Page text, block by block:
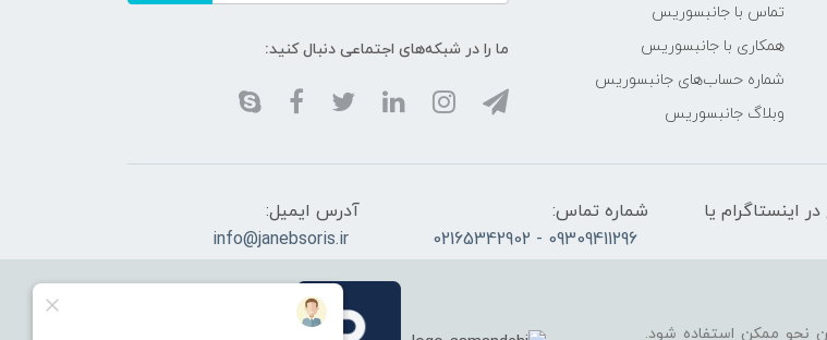
تماس با جانبسوریس
همکاری با جانبسوریس
شماره حساب‌های جانبسوریس
وبلاگ جانبسوریس
ما را در شبکه‌های اجتماعی دنبال کنید:
مواقع در اینستاگرام یا
شماره تماس:
09309411296 - 02165342902
آدرس ایمیل:
info@janebsoris.ir
نحو ممکن استفاده شود.